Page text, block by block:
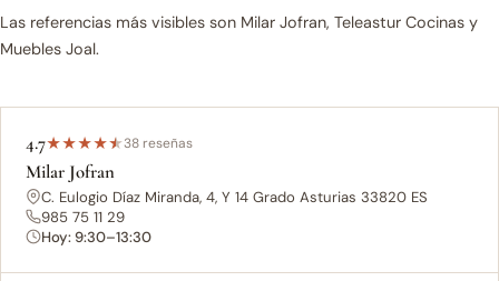
Las referencias más visibles son Milar Jofran, Teleastur Cocinas y
Muebles Joal.
4.7★★★★★38 reseñas
Milar Jofran
C. Eulogio Díaz Miranda, 4, Y 14 Grado Asturias 33820 ES
985 75 11 29
Hoy: 9:30–13:30